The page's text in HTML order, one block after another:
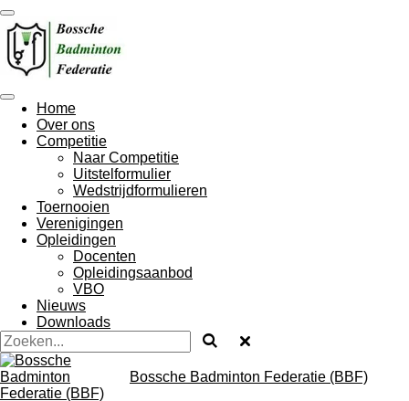
Ga
direct
naar
de
hoofdinhoud
Home
Over ons
Competitie
Naar Competitie
Uitstelformulier
Wedstrijdformulieren
Toernooien
Verenigingen
Opleidingen
Docenten
Opleidingsaanbod
VBO
Nieuws
Downloads
Bossche Badminton Federatie (BBF)